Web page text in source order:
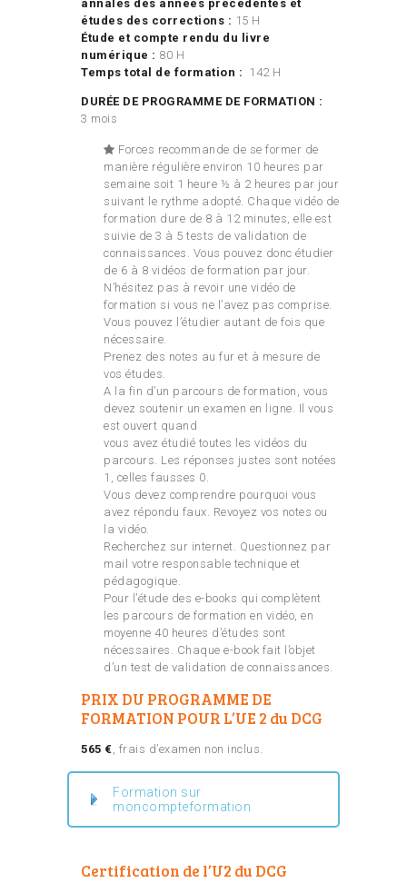
annales des années précédentes et
études des corrections : 15 H
Étude et compte rendu du livre
numérique : 80 H
Temps total de formation : 142 H
DURÉE DE PROGRAMME DE FORMATION :
3 mois
Forces recommande de se former de
manière régulière environ 10 heures par
semaine soit 1 heure ½ à 2 heures par jour
suivant le rythme adopté. Chaque vidéo de
formation dure de 8 à 12 minutes, elle est
suivie de 3 à 5 tests de validation de
connaissances. Vous pouvez donc étudier
de 6 à 8 vidéos de formation par jour.
N’hésitez pas à revoir une vidéo de
formation si vous ne l’avez pas comprise.
Vous pouvez l’étudier autant de fois que
nécessaire.
Prenez des notes au fur et à mesure de
vos études.
A la fin d’un parcours de formation, vous
devez soutenir un examen en ligne. Il vous
est ouvert quand
vous avez étudié toutes les vidéos du
parcours. Les réponses justes sont notées
1, celles fausses 0.
Vous devez comprendre pourquoi vous
avez répondu faux. Revoyez vos notes ou
la vidéo.
Recherchez sur internet. Questionnez par
mail votre responsable technique et
pédagogique.
Pour l’étude des e-books qui complètent
les parcours de formation en vidéo, en
moyenne 40 heures d’études sont
nécessaires. Chaque e-book fait l’objet
d’un test de validation de connaissances.
PRIX DU PROGRAMME DE
FORMATION POUR L’UE 2 du DCG
565 €, frais d’examen non inclus.
Formation sur
moncompteformation
Certification de l’U2 du DCG